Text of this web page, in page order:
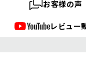
お客様の声
レビュー